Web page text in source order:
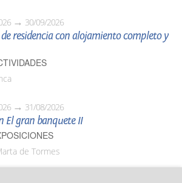
30/09/2026
de residencia con alojamiento completo y
31/08/2026
El gran banquete II
de Tormes